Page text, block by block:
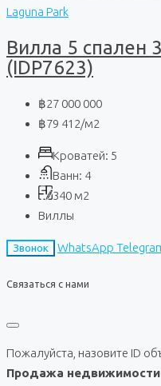
Laguna Park
Вилла 5 спален
(IDP7623)
฿27 000 000
฿79 412/м2
Кроватей: 5
Ванн: 4
340 м2
Виллы
Звонок WhatsApp
Связаться с нами
Пожалуйста, назовите ID
Продажа недвижимости